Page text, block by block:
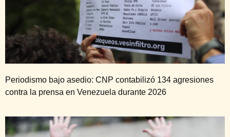
Periodismo bajo asedio: CNP contabilizó 134 agresiones
contra la prensa en Venezuela durante 2026